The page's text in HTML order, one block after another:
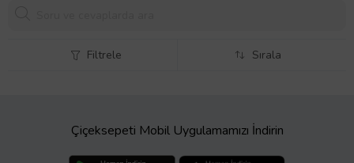
Filtrele Sırala
Çiçeksepeti Mobil Uygulamamızı İndirin